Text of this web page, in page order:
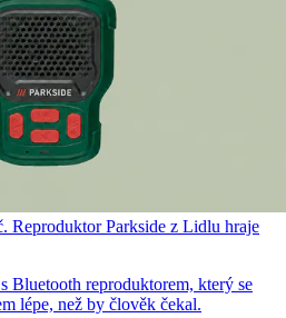
Reproduktor Parkside z Lidlu hraje
Bluetooth reproduktorem, který se
lépe, než by člověk čekal.